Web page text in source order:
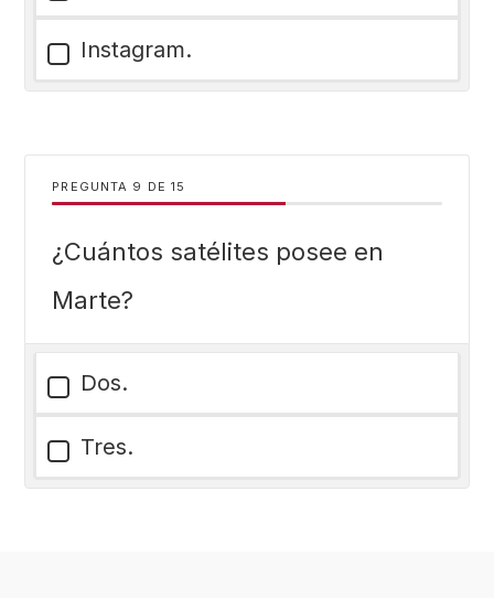
Instagram.
PREGUNTA DE 15
¿Cuántos satélites posee en
Marte?
Dos.
Tres.